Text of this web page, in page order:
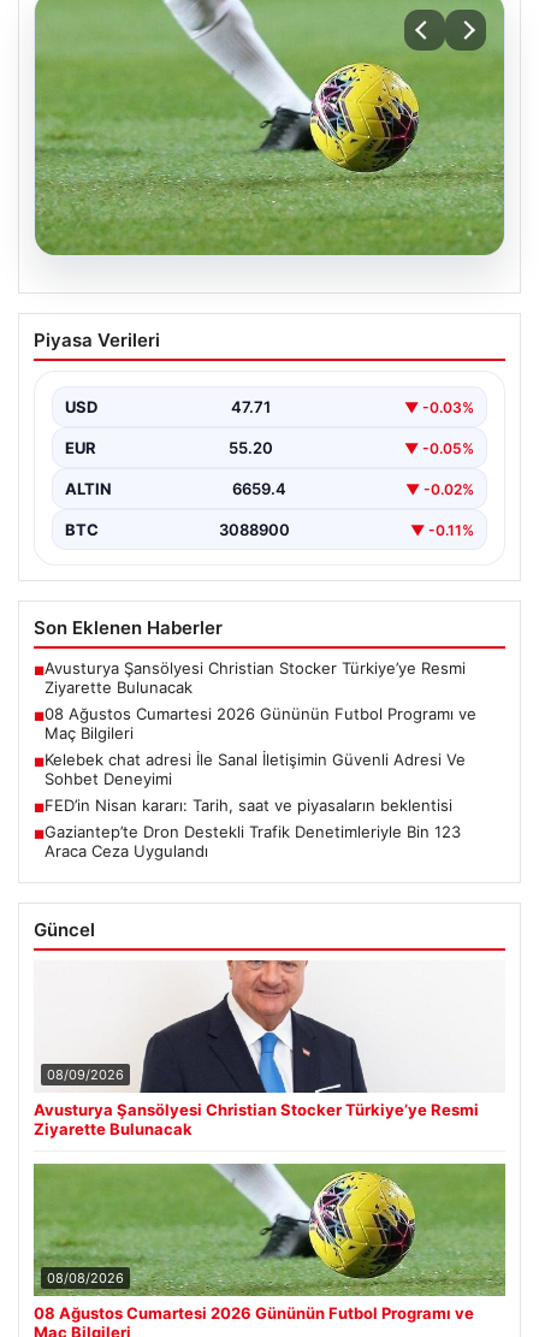
08.08.2026
08 Ağustos Cumartesi 2026 Gününün
Futbol Programı ve Maç Bilgileri
futbolseverlerin heyecanla beklediği birçok önemli
karşılaşma gerçekleşecek. Sivri…
Piyasa Verileri
USD 47.71 ▼ -0.03%
EUR 55.20 ▼ -0.05%
ALTIN 6659.4 ▼ -0.02%
BTC 3088900 ▼ -0.11%
Son Eklenen Haberler
■Avusturya Şansölyesi Christian Stocker Türkiye’ye Resmi
Ziyarette Bulunacak
■08 Ağustos Cumartesi 2026 Gününün Futbol Programı ve
Maç Bilgileri
■Kelebek chat adresi İle Sanal İletişimin Güvenli Adresi Ve
Sohbet Deneyimi
■FED’in Nisan kararı: Tarih, saat ve piyasaların beklentisi
■Gaziantep’te Dron Destekli Trafik Denetimleriyle Bin 123
Araca Ceza Uygulandı
Güncel
08/09/2026
Avusturya Şansölyesi Christian Stocker Türkiye’ye Resmi
Ziyarette Bulunacak
08/08/2026
08 Ağustos Cumartesi 2026 Gününün Futbol Programı ve
Maç Bilgileri